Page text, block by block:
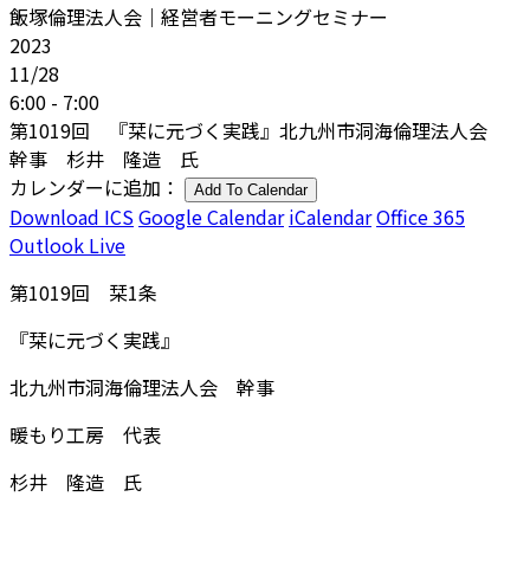
飯塚倫理法人会｜経営者モーニングセミナー
2023
11/28
6:00 - 7:00
第1019回 『栞に元づく実践』北九州市洞海倫理法人会
幹事 杉井 隆造 氏
カレンダーに追加：
Add To Calendar
Download ICSGoogle Calendar iCalendarOffice 365
Outlook Live
第1019回 栞1条
『栞に元づく実践』
北九州市洞海倫理法人会 幹事
暖もり工房 代表
杉井 隆造 氏